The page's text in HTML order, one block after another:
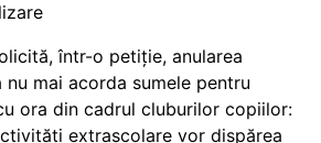
într-o petiție, anularea
nu mai acorda sumele pentru
ora din cadrul cluburilor copiilor:
extrașcolare vor dispărea